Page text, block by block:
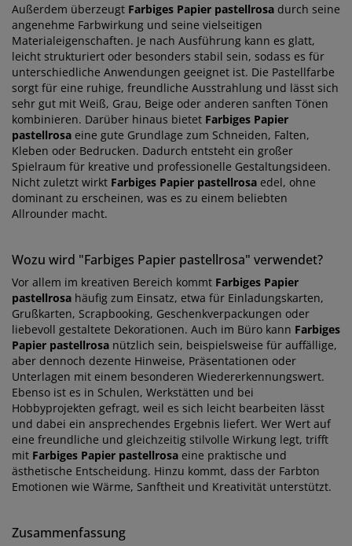
Außerdem überzeugt Farbiges Papier pastellrosa durch seine
angenehme Farbwirkung und seine vielseitigen
Materialeigenschaften. Je nach Ausführung kann es glatt,
leicht strukturiert oder besonders stabil sein, sodass es für
unterschiedliche Anwendungen geeignet ist. Die Pastellfarbe
sorgt für eine ruhige, freundliche Ausstrahlung und lässt sich
sehr gut mit Weiß, Grau, Beige oder anderen sanften Tönen
kombinieren. Darüber hinaus bietet Farbiges Papier
pastellrosa eine gute Grundlage zum Schneiden, Falten,
Kleben oder Bedrucken. Dadurch entsteht ein großer
Spielraum für kreative und professionelle Gestaltungsideen.
Nicht zuletzt wirkt Farbiges Papier pastellrosa edel, ohne
dominant zu erscheinen, was es zu einem beliebten
Allrounder macht.
Wozu wird "Farbiges Papier pastellrosa" verwendet?
Vor allem im kreativen Bereich kommt Farbiges Papier
pastellrosa häufig zum Einsatz, etwa für Einladungskarten,
Grußkarten, Scrapbooking, Geschenkverpackungen oder
liebevoll gestaltete Dekorationen. Auch im Büro kann Farbiges
Papier pastellrosa nützlich sein, beispielsweise für auffällige,
aber dennoch dezente Hinweise, Präsentationen oder
Unterlagen mit einem besonderen Wiedererkennungswert.
Ebenso ist es in Schulen, Werkstätten und bei
Hobbyprojekten gefragt, weil es sich leicht bearbeiten lässt
und dabei ein ansprechendes Ergebnis liefert. Wer Wert auf
eine freundliche und gleichzeitig stilvolle Wirkung legt, trifft
mit Farbiges Papier pastellrosa eine praktische und
ästhetische Entscheidung. Hinzu kommt, dass der Farbton
Emotionen wie Wärme, Sanftheit und Kreativität unterstützt.
Zusammenfassung